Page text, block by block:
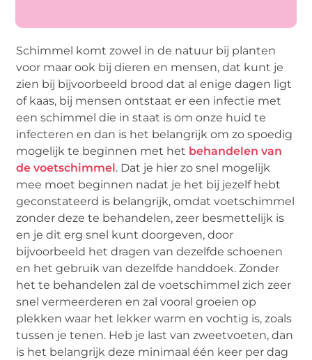
Schimmel komt zowel in de natuur bij planten
voor maar ook bij dieren en mensen, dat kunt je
zien bij bijvoorbeeld brood dat al enige dagen ligt
of kaas, bij mensen ontstaat er een infectie met
een schimmel die in staat is om onze huid te
infecteren en dan is het belangrijk om zo spoedig
mogelijk te beginnen met het behandelen van
de voetschimmel. Dat je hier zo snel mogelijk
mee moet beginnen nadat je het bij jezelf hebt
geconstateerd is belangrijk, omdat voetschimmel
zonder deze te behandelen, zeer besmettelijk is
en je dit erg snel kunt doorgeven, door
bijvoorbeeld het dragen van dezelfde schoenen
en het gebruik van dezelfde handdoek. Zonder
het te behandelen zal de voetschimmel zich zeer
snel vermeerderen en zal vooral groeien op
plekken waar het lekker warm en vochtig is, zoals
tussen je tenen. Heb je last van zweetvoeten, dan
is het belangrijk deze minimaal één keer per dag